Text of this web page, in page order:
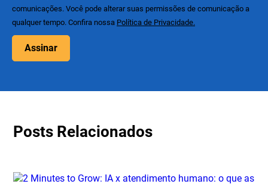
comunicações. Você pode alterar suas permissões de comunicação a
qualquer tempo. Confira nossa Política de Privacidade.
Assinar
Posts Relacionados